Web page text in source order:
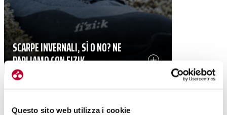
Questo sito web utilizza i cookie
SCARPE INVERNALI, SÌ O NO? NE
PARLIAMO CON FIZIK